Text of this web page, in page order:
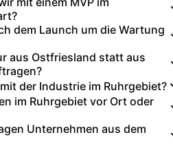
dem Launch um die Wartung
aus Ostfriesland statt aus
der Industrie im Ruhrgebiet?
im Ruhrgebiet vor Ort oder
Unternehmen aus dem